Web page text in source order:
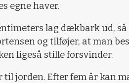
egne haver.
lag dækbark ud,
og tilføjer, at man
ligeså stille forsvinder.
jorden. Efter fem år kan